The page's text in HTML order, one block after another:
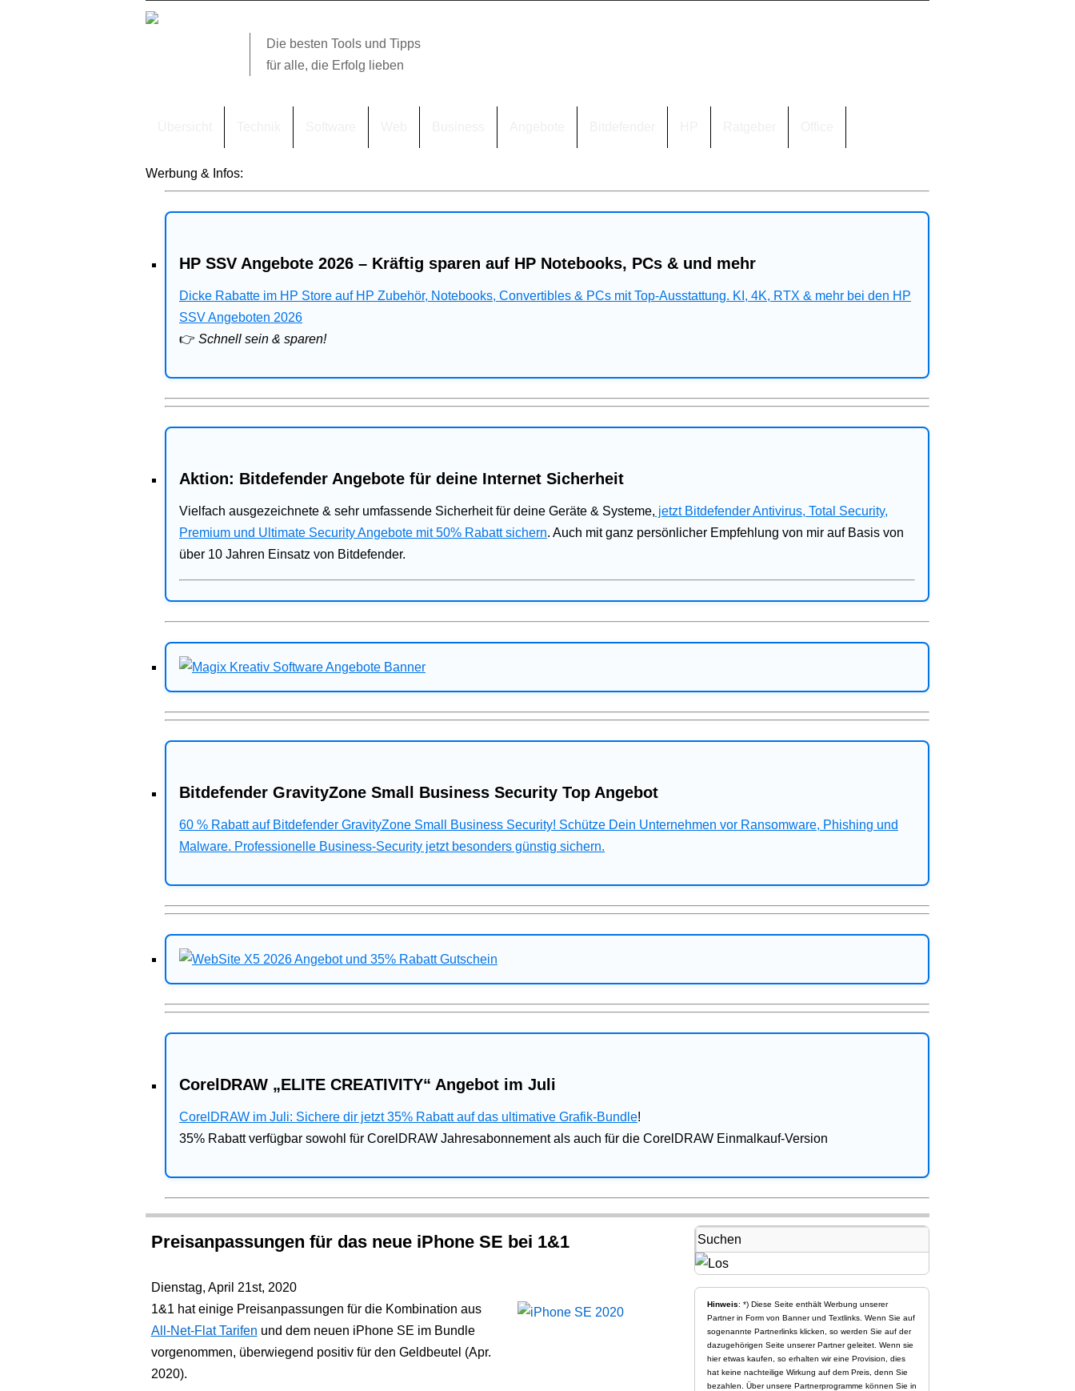
Die besten Tools und Tipps
für alle, die Erfolg lieben
Werbung & Infos:
HP SSV Angebote 2026 – Kräftig sparen auf HP Notebooks, PCs & und mehr
Dicke Rabatte im HP Store auf HP Zubehör, Notebooks, Convertibles & PCs mit Top-Ausstattung. KI, 4K, RTX & mehr bei den HP
SSV Angeboten 2026
👉 Schnell sein & sparen!
Aktion: Bitdefender Angebote für deine Internet Sicherheit
Vielfach ausgezeichnete & sehr umfassende Sicherheit für deine Geräte & Systeme, jetzt Bitdefender Antivirus, Total Security,
Premium und Ultimate Security Angebote mit 50% Rabatt sichern. Auch mit ganz persönlicher Empfehlung von mir auf Basis von
über 10 Jahren Einsatz von Bitdefender.
Bitdefender GravityZone Small Business Security Top Angebot
60 % Rabatt auf Bitdefender GravityZone Small Business Security! Schütze Dein Unternehmen vor Ransomware, Phishing und
Malware. Professionelle Business-Security jetzt besonders günstig sichern.
CorelDRAW „ELITE CREATIVITY“ Angebot im Juli
CorelDRAW im Juli: Sichere dir jetzt 35% Rabatt auf das ultimative Grafik-Bundle!
35% Rabatt verfügbar sowohl für CorelDRAW Jahresabonnement als auch für die CorelDRAW Einmalkauf-Version
Preisanpassungen für das neue iPhone SE bei 1&1
Dienstag, April 21st, 2020
1&1 hat einige Preisanpassungen für die Kombination aus
All-Net-Flat Tarifen und dem neuen iPhone SE im Bundle
vorgenommen, überwiegend positiv für den Geldbeutel (Apr.
2020).
Hinweis: *) Diese Seite enthält Werbung unserer
Partner in Form von Banner und Textlinks. Wenn Sie auf
sogenannte Partnerlinks klicken, so werden Sie auf der
dazugehörigen Seite unserer Partner geleitet. Wenn sie
hier etwas kaufen, so erhalten wir eine Provision, dies
hat keine nachteilige Wirkung auf dem Preis, denn Sie
bezahlen. Über unsere Partnerprogramme können Sie in